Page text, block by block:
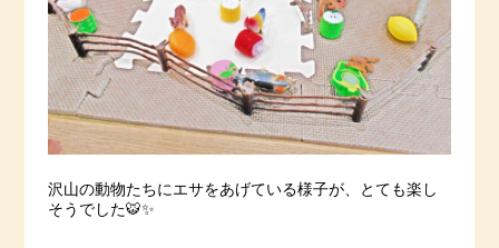
沢山の動物たちにエサをあげている様子が、とても楽し
そうでした🐯✨